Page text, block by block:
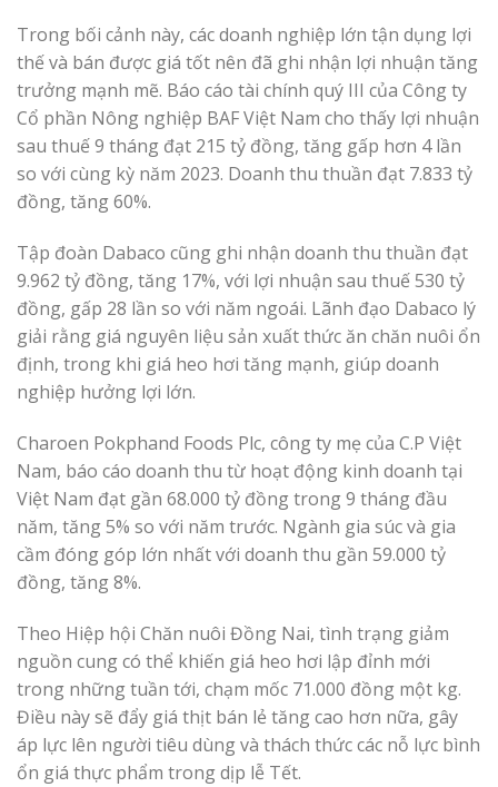
Trong bối cảnh này, các doanh nghiệp lớn tận dụng lợi
thế và bán được giá tốt nên đã ghi nhận lợi nhuận tăng
trưởng mạnh mẽ. Báo cáo tài chính quý III của Công ty
Cổ phần Nông nghiệp BAF Việt Nam cho thấy lợi nhuận
sau thuế 9 tháng đạt 215 tỷ đồng, tăng gấp hơn 4 lần
so với cùng kỳ năm 2023. Doanh thu thuần đạt 7.833 tỷ
đồng, tăng 60%.
Tập đoàn Dabaco cũng ghi nhận doanh thu thuần đạt
9.962 tỷ đồng, tăng 17%, với lợi nhuận sau thuế 530 tỷ
đồng, gấp 28 lần so với năm ngoái. Lãnh đạo Dabaco lý
giải rằng giá nguyên liệu sản xuất thức ăn chăn nuôi ổn
định, trong khi giá heo hơi tăng mạnh, giúp doanh
nghiệp hưởng lợi lớn.
Charoen Pokphand Foods Plc, công ty mẹ của C.P Việt
Nam, báo cáo doanh thu từ hoạt động kinh doanh tại
Việt Nam đạt gần 68.000 tỷ đồng trong 9 tháng đầu
năm, tăng 5% so với năm trước. Ngành gia súc và gia
cầm đóng góp lớn nhất với doanh thu gần 59.000 tỷ
đồng, tăng 8%.
Theo Hiệp hội Chăn nuôi Đồng Nai, tình trạng giảm
nguồn cung có thể khiến giá heo hơi lập đỉnh mới
trong những tuần tới, chạm mốc 71.000 đồng một kg.
Điều này sẽ đẩy giá thịt bán lẻ tăng cao hơn nữa, gây
áp lực lên người tiêu dùng và thách thức các nỗ lực bình
ổn giá thực phẩm trong dịp lễ Tết.